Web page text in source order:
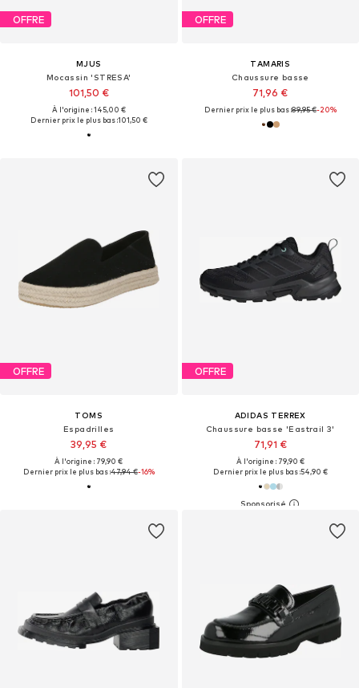
OFFRE
MJUS
Mocassin 'STRESA'
101,50 €
À l'origine : 145,00 €
Dernier prix le plus bas :101,50 €
OFFRE
TAMARIS
Chaussure basse
71,96 €
Dernier prix le plus bas :89,95 €-20%
OFFRE
TOMS
Espadrilles
39,95 €
À l'origine : 79,90 €
Dernier prix le plus bas :47,94 €-16%
OFFRE
ADIDAS TERREX
Chaussure basse 'Eastrail 3'
71,91 €
À l'origine : 79,90 €
Dernier prix le plus bas :54,90 €